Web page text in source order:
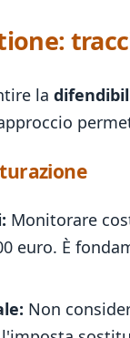
la
Monitorare
euro. È
Non